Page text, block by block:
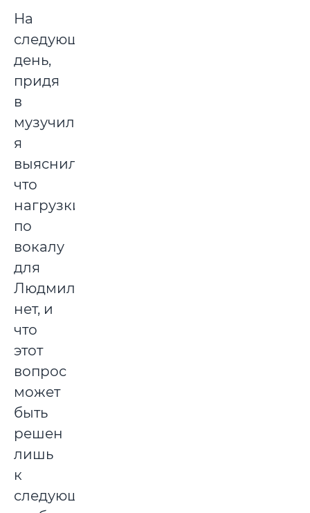
На
следующий
день,
придя
в
музучилище,
я
выяснил,
что
нагрузки
по
вокалу
для
Людмилы
нет, и
что
этот
вопрос
может
быть
решен
лишь
к
следующему